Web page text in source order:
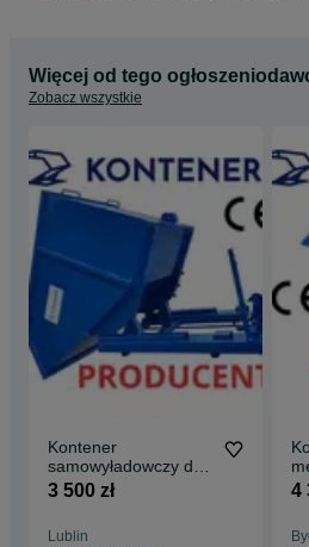
Więcej od tego
Zobacz wszystkie
Kontener
samowyładowczy do
wózka widłowego
3 500 zł
Lublin
4